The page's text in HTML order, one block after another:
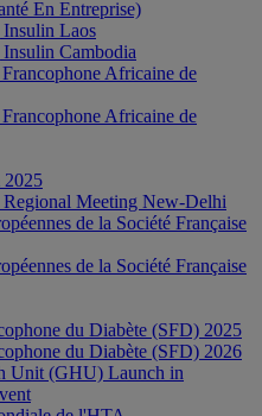
En Entreprise)
Laos
Cambodia
Africaine de
Africaine de
Meeting New-Delhi
de la Société Française
de la Société Française
du Diabète (SFD) 2025
du Diabète (SFD) 2026
Unit (GHU) Launch in